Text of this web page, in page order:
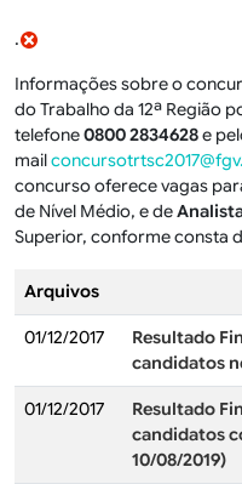
.
Informações sobre o
do Trabalho da 12ª Região
telefone0800 2834628e
mail
concurso oferece vagas
de Nível Médio, e de
Superior, conforme consta
Arquivos
01/12/2017
Resultado
candidatos
01/12/2017
Resultado
candidatos
10/08/2019)